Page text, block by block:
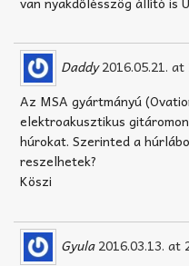
Daddy 2016.05.21. at
Az MSA gyártmányú
elektroakusztikus
húrokat. Szerinted a
reszelhetek?
Köszi
Gyula 2016.03.13. at